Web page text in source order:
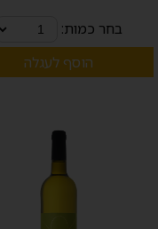
בחר כמות:
הוסף לעגלה